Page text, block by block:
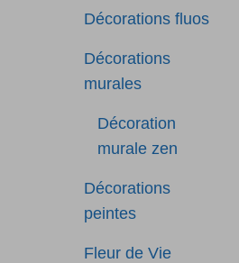
Décorations fluos
Décorations
murales
Décoration
murale zen
Décorations
peintes
Fleur de Vie